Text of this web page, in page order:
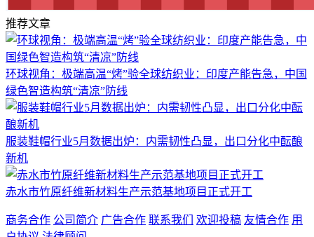
推荐文章
环球视角：极端高温“烤”验全球纺织业：印度产能告急，中国
绿色智造构筑“清凉”防线
服装鞋帽行业5月数据出炉：内需韧性凸显，出口分化中酝酿
新机
赤水市竹原纤维新材料生产示范基地项目正式开工
商务合作 公司简介 广告合作 联系我们 欢迎投稿 友情合作 用